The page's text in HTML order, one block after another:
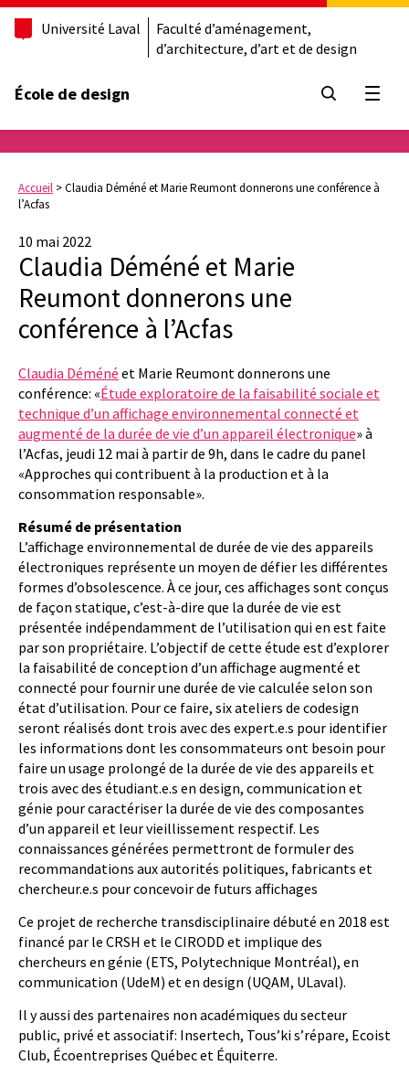
Université Laval
Faculté d’aménagement,
d’architecture, d’art et de design
École de design
Accueil >Claudia Déméné et Marie Reumont donnerons une conférence à
l’Acfas
10 mai 2022
Claudia Déméné et Marie
Reumont donnerons une
conférence à l’Acfas
Claudia Déméné et Marie Reumont donnerons une
conférence: «Étude exploratoire de la faisabilité sociale et
technique d’un affichage environnemental connecté et
augmenté de la durée de vie d’un appareil électronique» à
l’Acfas, jeudi 12 mai à partir de 9h, dans le cadre du panel
«Approches qui contribuent à la production et à la
consommation responsable».
Résumé de présentation
L’affichage environnemental de durée de vie des appareils
électroniques représente un moyen de défier les différentes
formes d’obsolescence. À ce jour, ces affichages sont conçus
de façon statique, c’est-à-dire que la durée de vie est
présentée indépendamment de l’utilisation qui en est faite
par son propriétaire. L’objectif de cette étude est d’explorer
la faisabilité de conception d’un affichage augmenté et
connecté pour fournir une durée de vie calculée selon son
état d’utilisation. Pour ce faire, six ateliers de codesign
seront réalisés dont trois avec des expert.e.s pour identifier
les informations dont les consommateurs ont besoin pour
faire un usage prolongé de la durée de vie des appareils et
trois avec des étudiant.e.s en design, communication et
génie pour caractériser la durée de vie des composantes
d’un appareil et leur vieillissement respectif. Les
connaissances générées permettront de formuler des
recommandations aux autorités politiques, fabricants et
chercheur.e.s pour concevoir de futurs affichages
Ce projet de recherche transdisciplinaire débuté en 2018 est
financé par le CRSH et le CIRODD et implique des
chercheurs en génie (ETS, Polytechnique Montréal), en
communication (UdeM) et en design (UQAM, ULaval).
Il y aussi des partenaires non académiques du secteur
public, privé et associatif: Insertech, Tous’ki s’répare, Ecoist
Club, Écoentreprises Québec et Équiterre.